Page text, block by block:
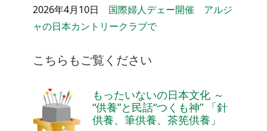
2026年4月10日 国際婦人デェー開催 アルジ
ャの日本カントリークラブで
こちらもご覧ください
もったいないの日本文化 ～
“供養”と民話“つくも神” 「針
供養、筆供養、茶筅供養」